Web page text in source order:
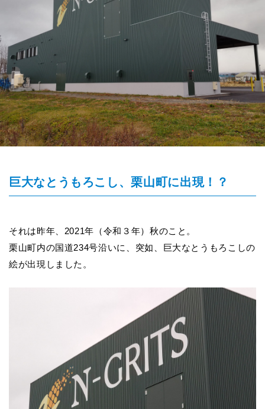
巨大なとうもろこし、栗山町に出現！？
それは昨年、2021年（令和３年）秋のこと。
栗山町内の国道234号沿いに、突如、巨大なとうもろこしの
絵が出現しました。